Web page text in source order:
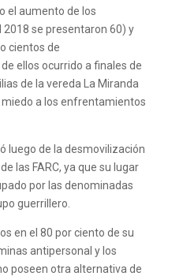
el aumento de los
se presentaron 60) y
cientos de
ellos ocurrido a finales de
de la vereda La Miranda
miedo a los enfrentamientos
luego de la desmovilización
las FARC, ya que su lugar
por las denominadas
guerrillero.
en el 80 por ciento de su
antipersonal y los
poseen otra alternativa de